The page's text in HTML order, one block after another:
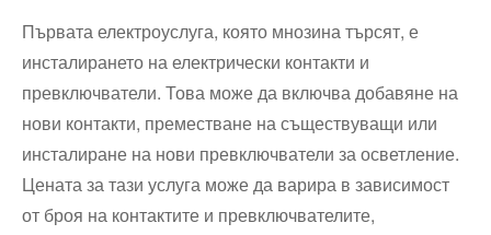
Първата електроуслуга, която мнозина търсят, е
инсталирането на електрически контакти и
превключватели. Това може да включва добавяне на
нови контакти, преместване на съществуващи или
инсталиране на нови превключватели за осветление.
Цената за тази услуга може да варира в зависимост
от броя на контактите и превключвателите,